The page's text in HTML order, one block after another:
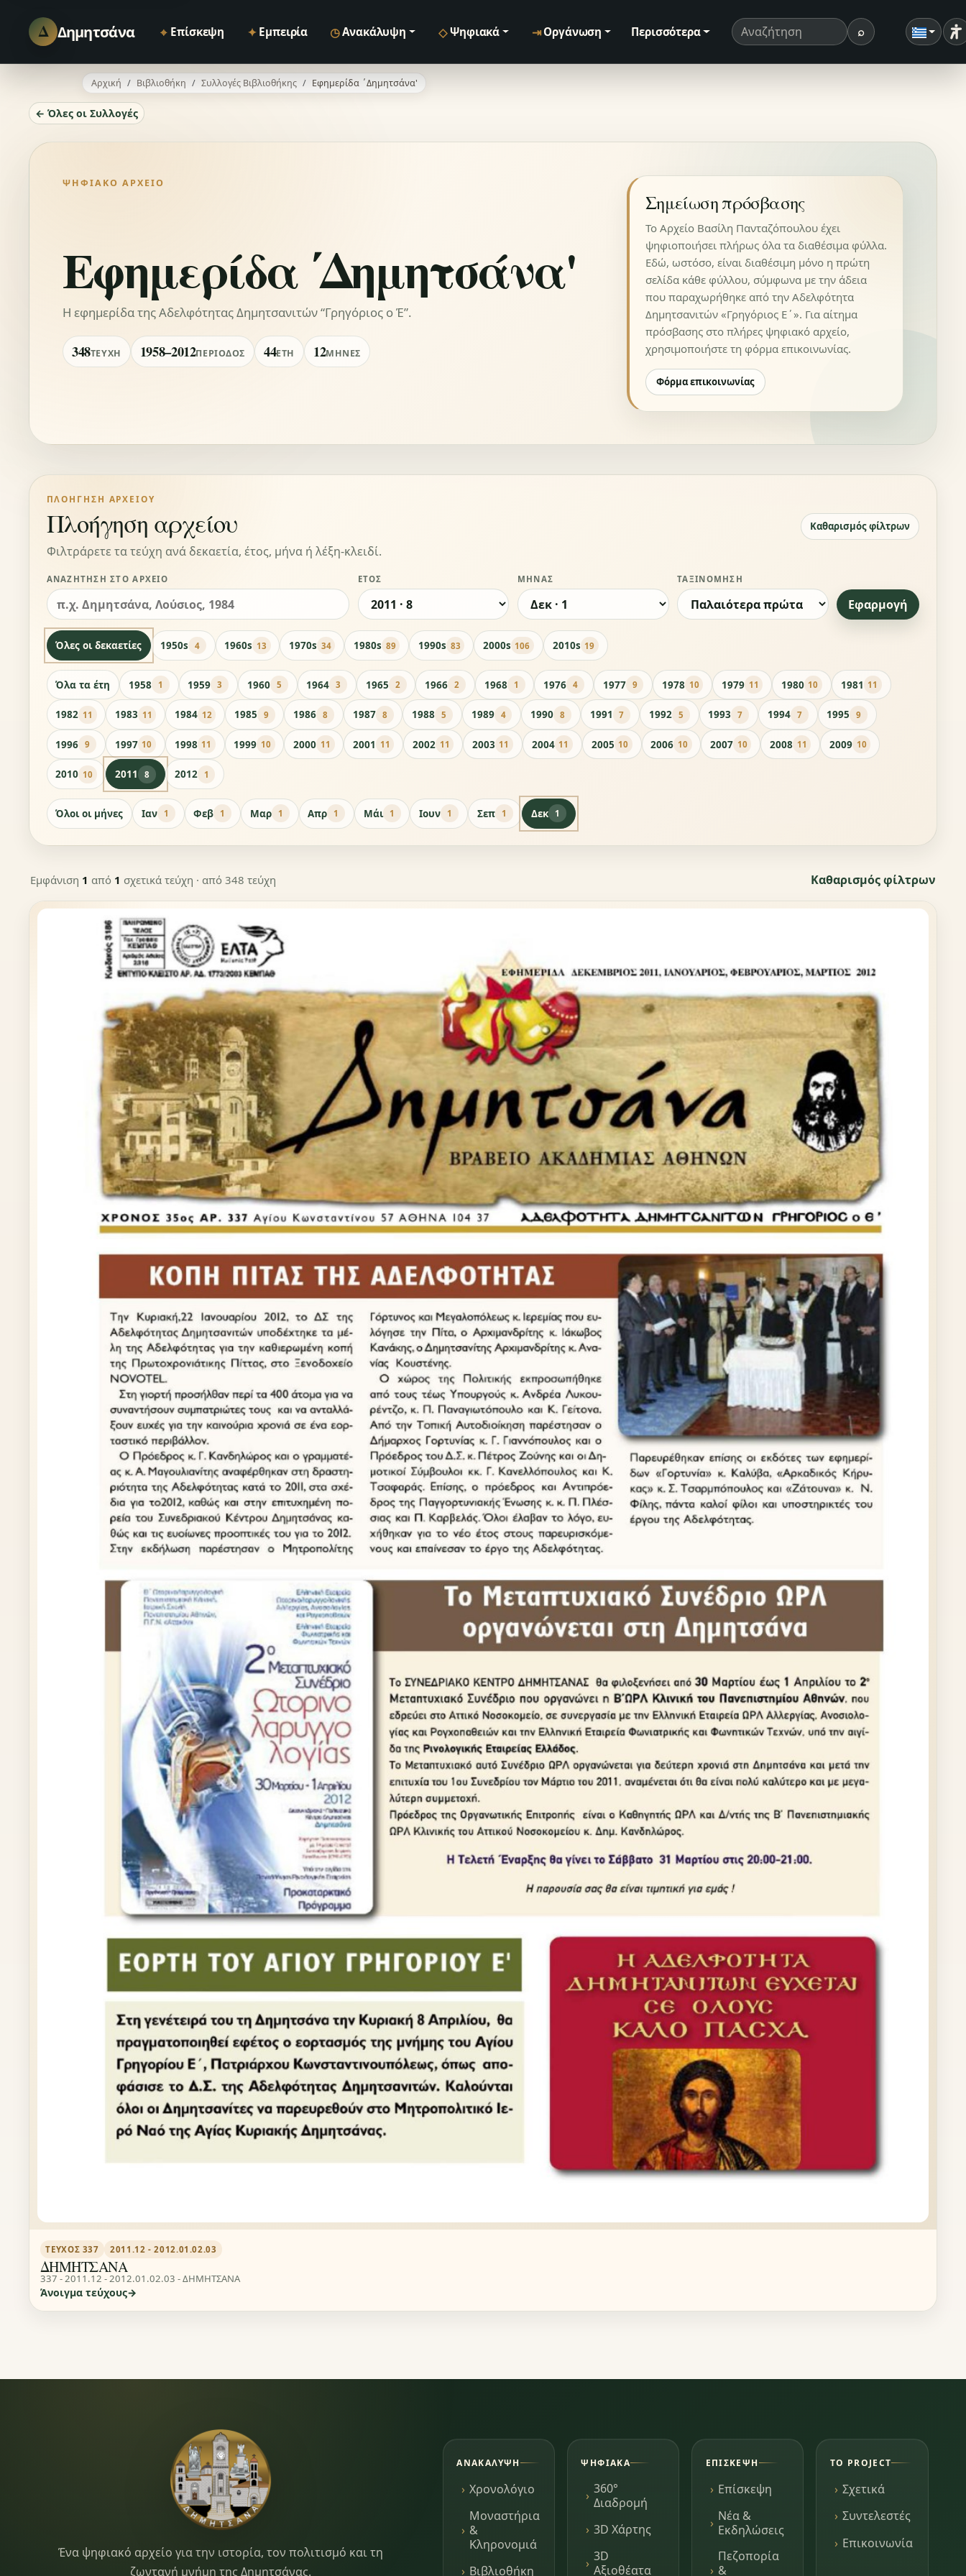
Δ Δημητσάνα ⌖ Επίσκεψη ✦ Εμπειρία ◷Ανακάλυψη ◇ Ψηφιακά ⇥ Οργάνωση Περισσότερα Όρος αναζήτησης ⌕Αναζήτηση
Αρχική Βιβλιοθήκη Συλλογές Βιβλιοθήκης Εφημερίδα ΄Δημητσάνα'
← Όλες οι Συλλογές
ΨΗΦΙΑΚΌ ΑΡΧΕΊΟ
Εφημερίδα ΄Δημητσάνα'
Η εφημερίδα της Αδελφότητας Δημητσανιτών “Γρηγόριος ο Έ”.
348ΤΕΎΧΗ 1958–2012ΠΕΡΊΟΔΟΣ 44ΈΤΗ 12ΜΉΝΕΣ
Σημείωση πρόσβασης
Το Αρχείο Βασίλη Πανταζόπουλου έχει
ψηφιοποιήσει πλήρως όλα τα διαθέσιμα φύλλα.
Εδώ, ωστόσο, είναι διαθέσιμη μόνο η πρώτη
σελίδα κάθε φύλλου, σύμφωνα με την άδεια
που παραχωρήθηκε από την Αδελφότητα
Δημητσανιτών «Γρηγόριος Ε΄». Για αίτημα
πρόσβασης στο πλήρες ψηφιακό αρχείο,
χρησιμοποιήστε τη φόρμα επικοινωνίας.
Φόρμα επικοινωνίας
ΠΛΟΉΓΗΣΗ ΑΡΧΕΊΟΥ
Πλοήγηση αρχείου
Φιλτράρετε τα τεύχη ανά δεκαετία, έτος, μήνα ή λέξη-κλειδί.
Καθαρισμός φίλτρων
ΑΝΑΖΉΤΗΣΗ ΣΤΟ ΑΡΧΕΊΟ ΈΤΟΣ ΜΉΝΑΣ ΤΑΞΙΝΌΜΗΣΗ
Εφαρμογή
Όλες οι δεκαετίες 1950s 4 1960s 13 1970s 34 1980s 89 1990s 83 2000s 106 2010s 19
Όλα τα έτη 1958 1 1959 3 1960 5 1964 3 1965 2 1966 2 1968 1 1976 4 1977 9 1978 10 1979 11 1980 10 1981 11
1982 11 1983 11 1984 12 1985 9 1986 8 1987 8 1988 5 1989 4 1990 8 1991 7 1992 5 1993 7 1994 7 1995 9
1996 9 1997 10 1998 11 1999 10 2000 11 2001 11 2002 11 2003 11 2004 11 2005 10 2006 10 2007 10 2008 11 2009 10
2010 10 2011 8 2012 1
Όλοι οι μήνες Ιαν 1 Φεβ 1 Μαρ 1 Απρ 1 Μάι 1 Ιουν 1 Σεπ 1 Δεκ 1
Εμφάνιση 1 από 1 σχετικά τεύχη · από 348 τεύχη Καθαρισμός φίλτρων
ΤΕΎΧΟΣ 337 2011.12 - 2012.01.02.03
ΔΗΜΗΤΣΑΝΑ
337 - 2011.12 - 2012.01.02.03 - ΔΗΜΗΤΣΑΝΑ
Άνοιγμα τεύχους
Dimitsana.gr
Ένα ψηφιακό αρχείο για την ιστορία, τον πολιτισμό και τη
ζωντανή μνήμη της Δημητσάνας.
ΑΝΑΚΆΛΥΨΗ
Χρονολόγιο
Μοναστήρια
&
Κληρονομιά
Βιβλιοθήκη
ΨΗΦΙΑΚΆ
360°
Διαδρομή
3D Χάρτης
3D
Αξιοθέατα
ΕΠΊΣΚΕΨΗ
Επίσκεψη
Νέα &
Εκδηλώσεις
Πεζοπορία
&
ΤΟ PROJECT
Σχετικά
Συντελεστές
Επικοινωνία